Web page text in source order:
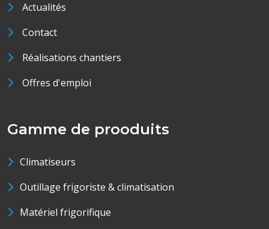
Actualités
Contact
Réalisations chantiers
Offres d'emploi
Gamme de prooduits
Climatiseurs
Outillage frigoriste & climatisation
Matériel frigorifique